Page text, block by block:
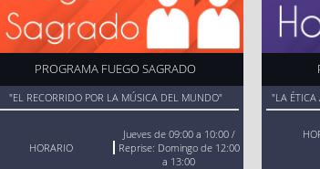
PROGRAMA FUEGO SAGRADO
"EL RECORRIDO POR LA MÚSICA DEL MUNDO"
HORARIO
Jueves de 09:00 a 10:00 /
Reprise: Domingo de 12:00
a 13:00
"LA ÉTICA